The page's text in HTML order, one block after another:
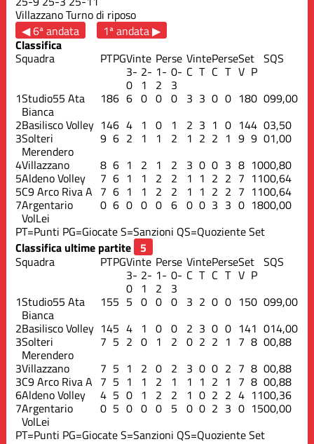
VillazzanoTurno di riposo
◀ 6ª andata
1ª andata ▶
Classifica
Squadra PTPGVinte Perse VintePerseSet SQS
3-
0
2-
1
1-
2
0-
3
C T C T V P
1Studio55 Ata
Bianca
186 6 0 0 0 3 3 0 0 180 099,00
2Basilisco Volley 146 4 1 0 1 2 3 1 0 144 03,50
3Solteri
Merendero
9 6 2 1 1 2 1 2 2 1 9 9 01,00
4Villazzano 8 6 1 2 1 2 3 0 0 3 8 1000,80
5Aldeno Volley 7 6 1 1 2 2 1 1 2 2 7 1100,64
5C9 Arco Riva A 7 6 1 1 2 2 1 1 2 2 7 1100,64
7Argentario
VolLei
0 6 0 0 0 6 0 0 3 3 0 1800,00
PT=Punti PG=GiocateS=Sanzioni QS=Quoziente Set
Classifica ultime partite
Squadra
PTPGVinte Perse VintePerseSet SQS
3-
0
2-
1
1-
2
0-
3
C T C T V P
1Studio55 Ata
Bianca
155 5 0 0 0 3 2 0 0 150 099,00
2Basilisco Volley 145 4 1 0 0 2 3 0 0 141 014,00
3Solteri
Merendero
7 5 2 0 1 2 0 2 2 1 7 8 00,88
3Villazzano 7 5 1 2 0 2 3 0 0 2 7 8 00,88
3C9 Arco Riva A 7 5 1 1 2 1 1 1 2 1 7 8 00,88
6Aldeno Volley 4 5 0 1 2 2 1 0 2 2 4 1100,36
7Argentario
VolLei
0 5 0 0 0 5 0 0 2 3 0 1500,00
PT=Punti PG=GiocateS=Sanzioni QS=Quoziente Set